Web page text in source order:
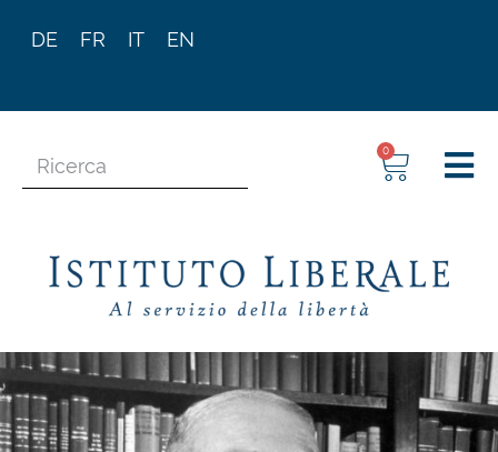
DE FR IT EN
0